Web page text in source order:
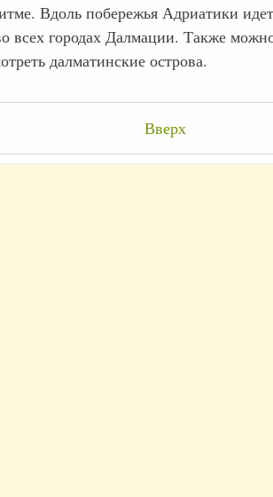
Вдоль побережья Адриатики
всех городах Далмации. Также
далматинские острова.
Вверх